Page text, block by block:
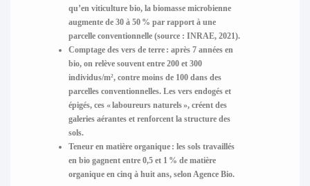
qu’en viticulture bio, la biomasse microbienne
augmente de 30 à 50 % par rapport à une
parcelle conventionnelle (source : INRAE, 2021).
Comptage des vers de terre : après 7 années en
bio, on relève souvent entre 200 et 300
individus/m², contre moins de 100 dans des
parcelles conventionnelles. Les vers endogés et
épigés, ces « laboureurs naturels », créent des
galeries aérantes et renforcent la structure des
sols.
Teneur en matière organique : les sols travaillés
en bio gagnent entre 0,5 et 1 % de matière
organique en cinq à huit ans, selon Agence Bio.